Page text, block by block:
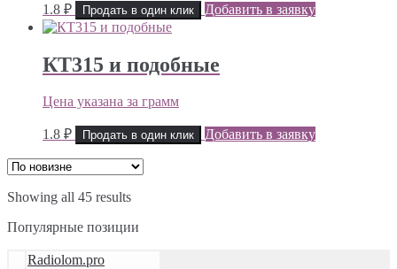
1.8 ₽ Продать в один клик Добавить в заявку
КТ315 и подобные
Цена указана за грамм
1.8 ₽ Продать в один клик Добавить в заявку
Showing all 45 results
Популярные позиции
Radiolom.pro